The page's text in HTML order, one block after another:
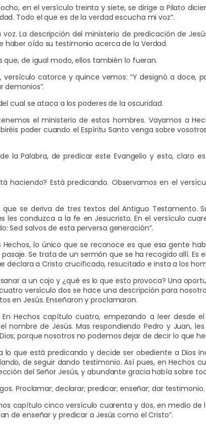
en el versículo treinta y siete, se dirige a Pilato
Todo el que es de la verdad escucha mi voz”.
La descripción del ministerio de predicación de
haber oído su testimonio acerca de la Verdad.
de igual modo, ellos también lo fueran.
catorce y quince vemos: “Y designó a doce,
demonios”.
cual se ataca a los poderes de la oscuridad.
el ministerio de estos hombres. Vayamos a
poder cuando el Espíritu Santo venga sobre
la Palabra, de predicar este Evangelio y esto, claro
haciendo? Está predicando. Observamos en el
se deriva de tres textos del Antiguo Testamento.
conduzca a la fe en Jesucristo. En el versículo
Sed salvos de esta perversa generación”.
lo único que se reconoce es que esa gente
Se trata de un sermón que se ha recogido allí. Es
declara a Cristo crucificado, resucitado e insta a los
a un cojo y ¿qué es lo que esto provoca? Una
versículo dos se hace una descripción para
en Jesús. Enseñaron y proclamaron.
Hechos capítulo cuatro, empezando a leer desde
nombre de Jesús. Mas respondiendo Pedro y Juan,
porque nosotros no podemos dejar de decir lo que
que está predicando y decide ser obediente a Dios
de seguir dando testimonio. Así pues, en Hechos
del Señor Jesús, y abundante gracia había sobre
Proclamar; declarar; predicar; enseñar; dar testimonio.
capítulo cinco versículo cuarenta y dos, en medio de
de enseñar y predicar a Jesús como el Cristo”.